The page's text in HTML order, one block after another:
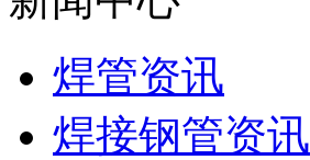
焊管资讯
焊接钢管资讯